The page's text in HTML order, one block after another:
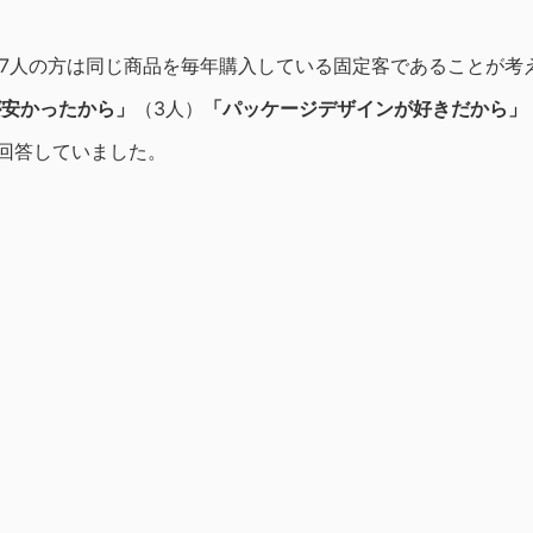
の方は同じ商品を毎年購入している固定客であることが考
かったから」
（3人） 「パッケージデザインが好きだから」
答していました。